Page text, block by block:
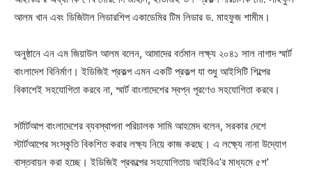
আলম খান এবং ডিজিটাল লিডারশিপ একাডেমির টিম লিডার ড. মাহফুজ শামীম।
অনুষ্ঠানে এন এম জিয়াউল আলম বলেন, আমাদের বর্তমান লক্ষ্য ২০৪১ সাল নাগাদ স্মার্ট
বাংলাদেশ বিনির্মাণ। ইডিজিই প্রকল্প এমন একটি প্রকল্প যা শুধু আইসিটি শিল্পের
বিকাশেই সহযোগিতা করবে না, স্মার্ট বাংলাদেশের স্বপ্ন পূরণেও সহযোগিতা করবে।
সর্টার্টআপ বাংলাদেশের ব্যবস্থাপনা পরিচালক সামি আহমেদ বলেন, সরকার দেশে
স্টার্টআপের সংস্কৃতি বিকশিত করার লক্ষ্য নিয়ে কাজ করছে। এ লক্ষ্যে নানা উদ্যোগ
বাস্তবায়ন করা হচ্ছে। ইডিজিই প্রকল্পের সহযোগিতায় আইবিএ’র মাধ্যমে ৫শ’